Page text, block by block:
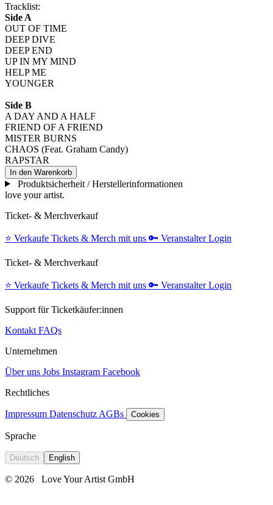
Tracklist:
Side A
OUT OF TIME
DEEP DIVE
DEEP END
UP IN MY MIND
HELP ME
YOUNGER
Side B
A DAY AND A HALF
FRIEND OF A FRIEND
MISTER BURNS
CHAOS (Feat. Graham Candy)
RAPSTAR
In den Warenkorb
Produktsicherheit / Herstellerinformationen
love your artist.
Ticket- & Merchverkauf
⭐️ Verkaufe Tickets & Merch mit uns 🔑 Veranstalter Login
Ticket- & Merchverkauf
⭐️ Verkaufe Tickets & Merch mit uns 🔑 Veranstalter Login
Support für Ticketkäufer:innen
Kontakt FAQs
Unternehmen
Über uns Jobs Instagram Facebook
Rechtliches
Impressum Datenschutz AGBs Cookies
Sprache
Deutsch English
© 2026 Love Your Artist GmbH